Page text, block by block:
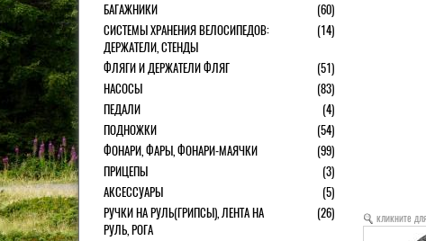
кликните
БАГАЖНИКИ
(60)
СИСТЕМЫ ХРАНЕНИЯ ВЕЛОСИПЕДОВ:
ДЕРЖАТЕЛИ, СТЕНДЫ
(14)
ФЛЯГИ И ДЕРЖАТЕЛИ ФЛЯГ
(51)
НАСОСЫ
(83)
ПЕДАЛИ
(4)
ПОДНОЖКИ
(54)
ФОНАРИ, ФАРЫ, ФОНАРИ-МАЯЧКИ
(99)
ПРИЦЕПЫ
(3)
АКСЕССУАРЫ
(5)
РУЧКИ НА РУЛЬ(ГРИПСЫ), ЛЕНТА НА
РУЛЬ, РОГА
(26)